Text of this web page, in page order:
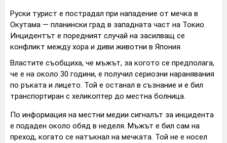
Руски турист е пострадал при нападение от мечка в
Окутама — планински град в западната част на Токио.
Инцидентът е поредният случай на засилващ се
конфликт между хора и диви животни в Япония.
Властите съобщиха, че мъжът, за когото се предполага,
че е на около 30 години, е получил сериозни наранявания
по ръката и лицето. Той е останал в съзнание и е бил
транспортиран с хеликоптер до местна болница.
По информация на местни медии сигналът за инцидента
е подаден около обяд в неделя. Мъжът е бил сам на
преход, когато се натъкнал на мечката. Той не е носел